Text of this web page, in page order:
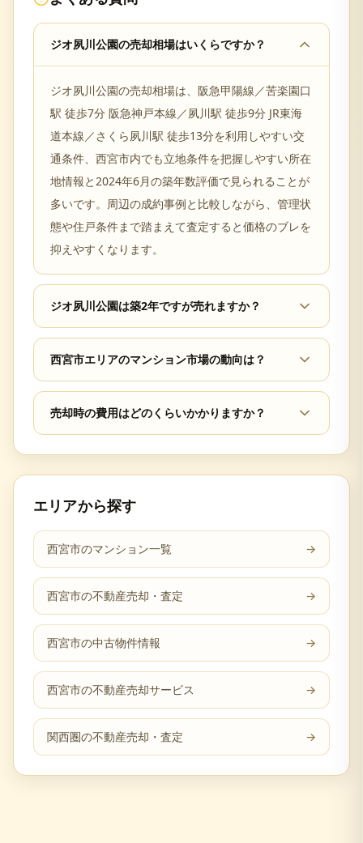
ジオ夙川公園の売却相場はいくらですか？
ジオ夙川公園の売却相場は、阪急甲陽線／苦楽園口
駅 徒歩7分 阪急神戸本線／夙川駅 徒歩9分 JR東海
道本線／さくら夙川駅 徒歩13分を利用しやすい交
通条件、西宮市内でも立地条件を把握しやすい所在
地情報と2024年6月の築年数評価で見られることが
多いです。周辺の成約事例と比較しながら、管理状
態や住戸条件まで踏まえて査定すると価格のブレを
抑えやすくなります。
ジオ夙川公園は築2年ですが売れますか？
西宮市エリアのマンション市場の動向は？
売却時の費用はどのくらいかかりますか？
エリアから探す
西宮市のマンション一覧 →
西宮市の不動産売却・査定 →
西宮市の中古物件情報 →
西宮市の不動産売却サービス →
関西圏の不動産売却・査定 →